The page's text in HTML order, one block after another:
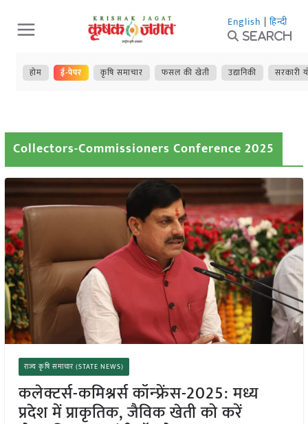
Skip
to
content
English | हिन्दी
Search
होम ई-पेपर कृषि समाचार फसल की खेती उद्यानिकी सरकारी
Collectors-Commissioners Conference 2025
राज्य कृषि समाचार (STATE NEWS)
कलेक्टर्स-कमिश्नर्स कॉन्फ्रेंस-2025: मध्य
प्रदेश में प्राकृतिक, जैविक खेती को करें